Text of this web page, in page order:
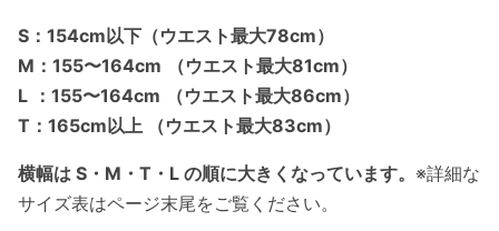
S：154cm以下（ウエスト最大78cm）
M：155〜164cm
（ウエスト最大81cm）
L ：155〜164cm
（ウエスト最大86cm）
T ：165cm以上 （ウエスト最大83cm）
横幅は S・M・T・L の順に大きくなっています。 ※詳細な
サイズ表はページ末尾をご覧ください。